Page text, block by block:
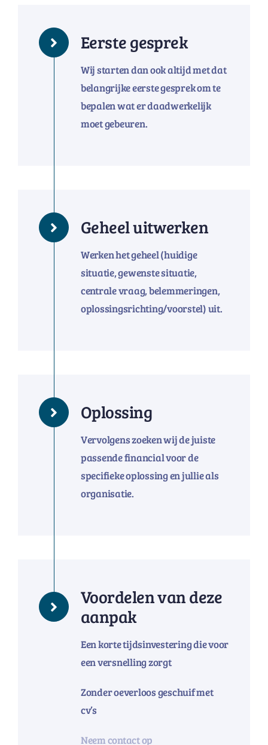
Eerste gesprek
Wij starten dan ook altijd met dat
belangrijke eerste gesprek om te
bepalen wat er daadwerkelijk
moet gebeuren.
Geheel uitwerken
Werken het geheel (huidige
situatie, gewenste situatie,
centrale vraag, belemmeringen,
oplossingsrichting/voorstel) uit.
Oplossing
Vervolgens zoeken wij de juiste
passende financial voor de
specifieke oplossing en jullie als
organisatie.
Voordelen van deze
aanpak
Een korte tijdsinvestering die voor
een versnelling zorgt
Zonder oeverloos geschuif met
cv’s
Neem contact op